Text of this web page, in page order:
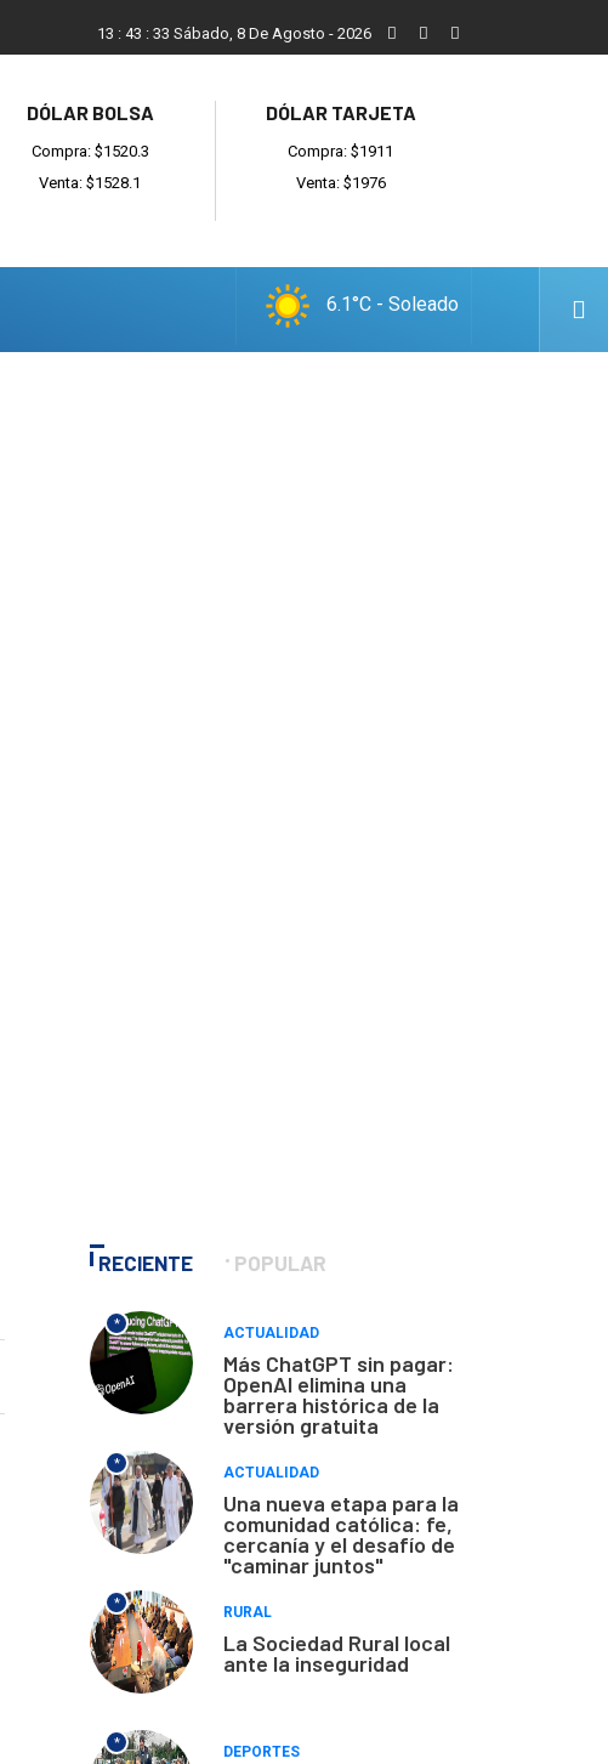
San Cayetano, el trabajo y una nueva etapa para la
13 : 43 : 34 Sábado, 8 De Agosto - 2026
DÓLAR BOLSA
Compra: $1520.3
Venta: $1528.1
DÓLAR TARJETA
Compra: $1911
Venta: $1976
6.1°C - Soleado
RECIENTE POPULAR
*
ACTUALIDAD
Más ChatGPT sin pagar:
OpenAI elimina una
barrera histórica de la
versión gratuita
*
ACTUALIDAD
Una nueva etapa para la
comunidad católica: fe,
cercanía y el desafío de
"caminar juntos"
*
RURAL
La Sociedad Rural local
ante la inseguridad
*
DEPORTES